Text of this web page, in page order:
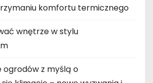
komfortu termicznego
wnętrze w stylu
ogrodów z myślą o